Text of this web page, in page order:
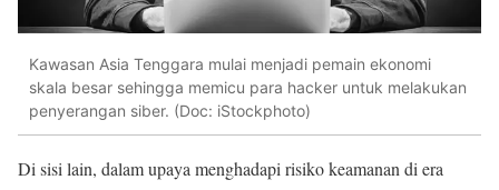
Kawasan Asia Tenggara mulai menjadi pemain ekonomi
skala besar sehingga memicu para hacker untuk melakukan
penyerangan siber. (Doc: iStockphoto)
Di sisi lain, dalam upaya menghadapi risiko keamanan di era